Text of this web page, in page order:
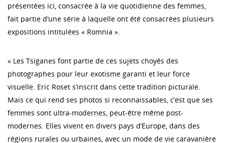
présentées ici, consacrée à la vie quotidienne des femmes,
fait partie d’une série à laquelle ont été consacrées plusieurs
expositions intitulées « Romnia ».
« Les Tsiganes font partie de ces sujets choyés des
photographes pour leur exotisme garanti et leur force
visuelle. Eric Roset s’inscrit dans cette tradition picturale.
Mais ce qui rend ses photos si reconnaissables, c’est que ses
femmes sont ultra-modernes, peut-être même post-
modernes. Elles vivent en divers pays d’Europe, dans des
régions rurales ou urbaines, avec un mode de vie caravanière